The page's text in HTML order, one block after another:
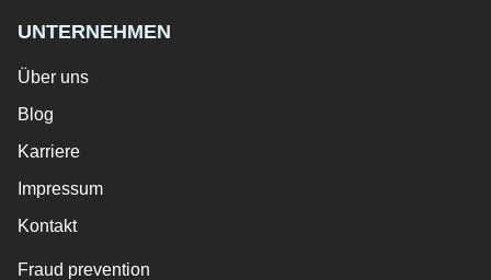
UNTERNEHMEN
Über uns
Blog
Karriere
Impressum
Kontakt
Fraud prevention